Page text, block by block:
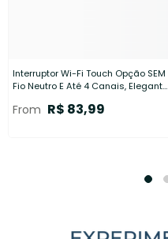
Interruptor Wi-Fi Touch Opção SEM
Fio Neutro E Até 4 Canais, Elegante
Home
From R$ 83,99